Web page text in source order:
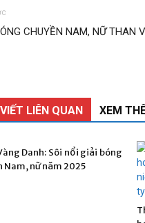
CHUYỀN NAM, NỮ THAN
LIÊN QUAN XEM
Danh: Sôi nổi giải bóng
Nam, nữ năm 2025